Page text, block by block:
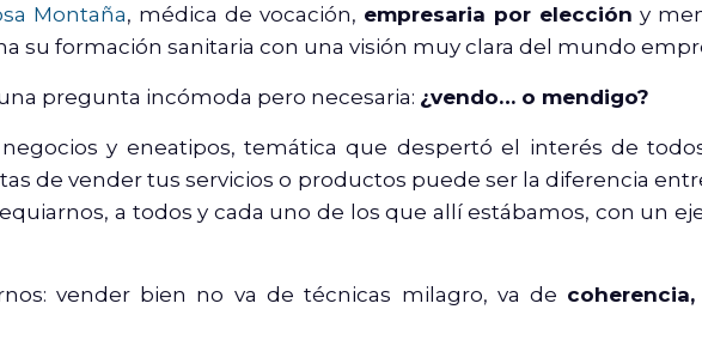
Montaña, médica de vocación, empresaria por elección y
su formación sanitaria con una visión muy clara del mundo
pregunta incómoda pero necesaria: ¿vendo… o mendigo?
y eneatipos, temática que despertó el interés de
de vender tus servicios o productos puede ser la diferencia
a todos y cada uno de los que allí estábamos, con un
vender bien no va de técnicas milagro, va de